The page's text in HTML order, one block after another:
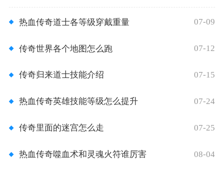
热血传奇道士各等级穿戴重量 07-09
传奇世界各个地图怎么跑 07-12
传奇归来道士技能介绍 07-15
热血传奇英雄技能等级怎么提升 07-24
传奇里面的迷宫怎么走 07-25
热血传奇噬血术和灵魂火符谁厉害 08-04